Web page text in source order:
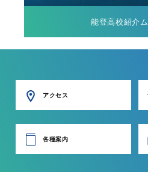
能登高校紹介
アクセス
各種案内